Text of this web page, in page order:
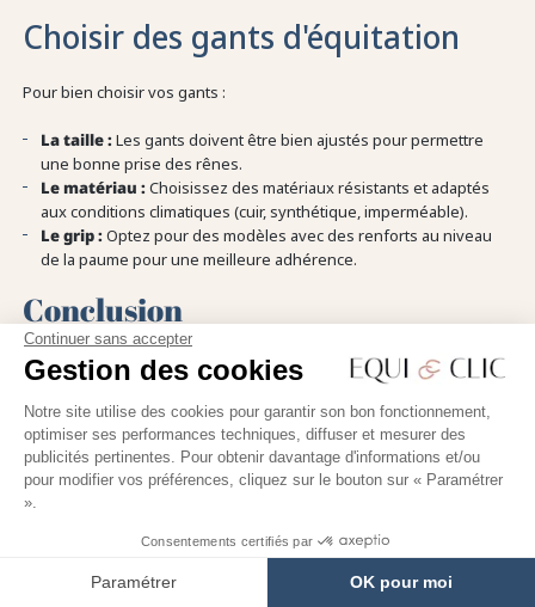
Continuer sans accepter
Gestion des cookies
Notre site utilise des cookies pour garantir son bon fonctionnement,
optimiser ses performances techniques, diffuser et mesurer des
publicités pertinentes. Pour obtenir davantage d'informations et/ou
pour modifier vos préférences, cliquez sur le bouton sur « Paramétrer
».
Consentements certifiés par
Paramétrer OK pour moi
Choisir des gants d'équitation
Pour bien choisir vos gants :
La taille : Les gants doivent être bien ajustés pour permettre
une bonne prise des rênes.
Le matériau : Choisissez des matériaux résistants et adaptés
aux conditions climatiques (cuir, synthétique, imperméable).
Le grip : Optez pour des modèles avec des renforts au niveau
de la paume pour une meilleure adhérence.
Conclusion
La protection en équitation est un aspect essentiel pour pratiquer
ce sport en toute sécurité. En choisissant des équipements adaptés
à votre morphologie et à votre discipline, vous réduisez
considérablement les risques de blessures. La catégorie Protection
Équitation propose une large gamme de produits pour répondre à
tous les besoins et garantir votre sécurité à cheval.
Équipement cavalier Protection Equitation